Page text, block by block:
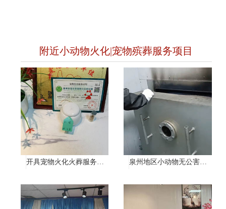
附近小动物火化|宠物殡葬服务项目
开具宠物火化火葬服务证明 泉州地区小动物无公害处理